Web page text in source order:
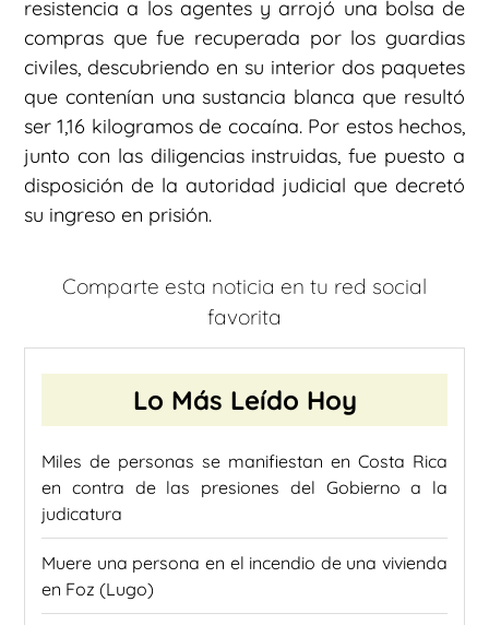
resistencia a los agentes y arrojó una bolsa de
compras que fue recuperada por los guardias
civiles, descubriendo en su interior dos paquetes
que contenían una sustancia blanca que resultó
ser 1,16 kilogramos de cocaína. Por estos hechos,
junto con las diligencias instruidas, fue puesto a
disposición de la autoridad judicial que decretó
su ingreso en prisión.
Comparte esta noticia en tu red social
favorita
Lo Más Leído Hoy
Miles de personas se manifiestan en Costa Rica
en contra de las presiones del Gobierno a la
judicatura
Muere una persona en el incendio de una vivienda
en Foz (Lugo)